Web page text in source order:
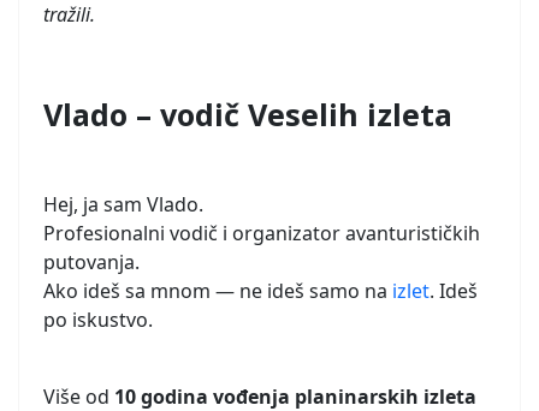
tražili.
Vlado – vodič Veselih izleta
Hej, ja sam Vlado.
Profesionalni vodič i organizator avanturističkih
putovanja.
Ako ideš sa mnom — ne ideš samo na izlet. Ideš
po iskustvo.
Više od 10 godina vođenja planinarskih izleta